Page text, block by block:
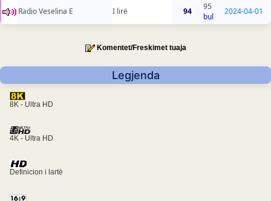
Radio Veselina E I lirë 94
95
bul
2024-04-01
Komentet/Freskimet tuaja
Legjenda
8K - Ultra HD
4K - Ultra HD
Definicion i lartë